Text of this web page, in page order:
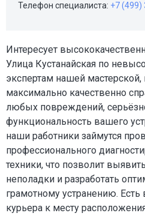
Телефон специалиста: +7 (499)
Интересует
Улица Кустанайская по
экспертам нашей
максимально качественно
любых повреждений,
функциональность вашего
наши работники займутся
профессионального
техники, что позволит
неполадки и разработать
грамотному устранению.
курьера к месту